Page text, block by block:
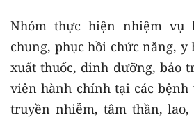
Nhóm thực hiện nhiệm vụ
chung, phục hồi chức năng, y
xuất thuốc, dinh dưỡng, bảo
viên hành chính tại các bệnh
truyền nhiễm, tâm thần,